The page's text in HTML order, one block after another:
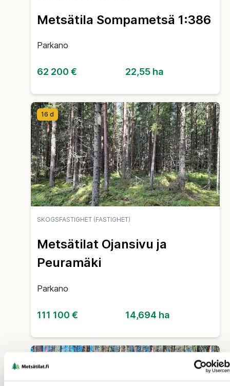
Metsätila Sompametsä 1:386
Parkano
62 200 € 22,55 ha
16 d
SKOGSFASTIGHET (FASTIGHET)
Metsätilat Ojansivu ja
Peuramäki
Parkano
111 100 € 14,694 ha